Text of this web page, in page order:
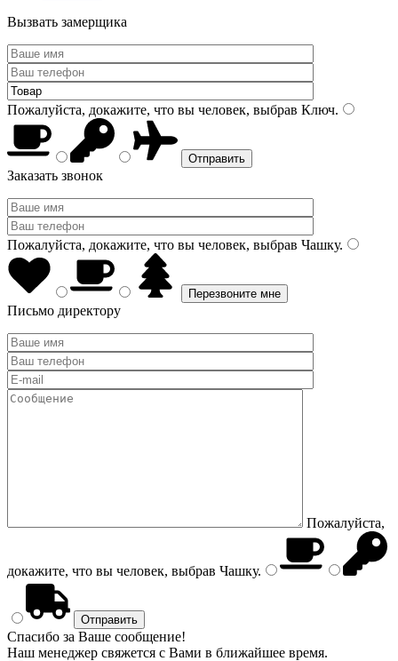
Вызвать замерщика
Пожалуйста, докажите, что вы человек, выбрав Ключ.
Заказать звонок
Пожалуйста, докажите, что вы человек, выбрав Чашку.
Письмо директору
Пожалуйста,
докажите, что вы человек, выбрав Чашку.
Спасибо за Ваше сообщение!
Наш менеджер свяжется с Вами в ближайшее время.